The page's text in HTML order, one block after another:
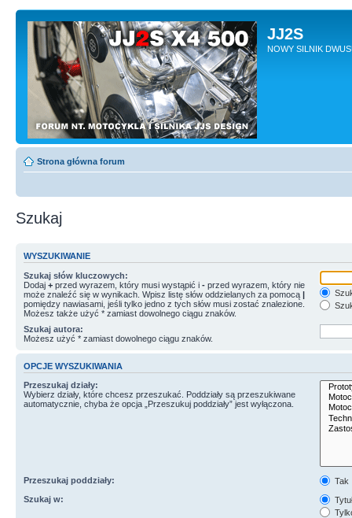
JJ2S
NOWY SILNIK
Strona główna forum
Szukaj
WYSZUKIWANIE
Szukaj słów kluczowych:
Dodaj + przed wyrazem, który musi wystąpić i - przed wyrazem, który nie
może znaleźć się w wynikach. Wpisz listę słów oddzielanych za pomocą |
pomiędzy nawiasami, jeśli tylko jedno z tych słów musi zostać znalezione.
Możesz także użyć * zamiast dowolnego ciągu znaków.
Szukaj autora:
Możesz użyć * zamiast dowolnego ciągu znaków.
OPCJE WYSZUKIWANIA
Przeszukaj działy:
Wybierz działy, które chcesz przeszukać. Poddziały są przeszukiwane
automatycznie, chyba że opcja „Przeszukuj poddziały” jest wyłączona.
Przeszukaj poddziały:
Tak
Szukaj w: